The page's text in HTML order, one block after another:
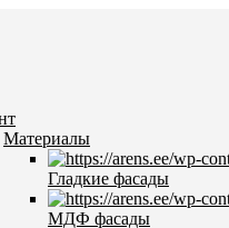
Материалы
Гладкие фасады
МДФ фасады